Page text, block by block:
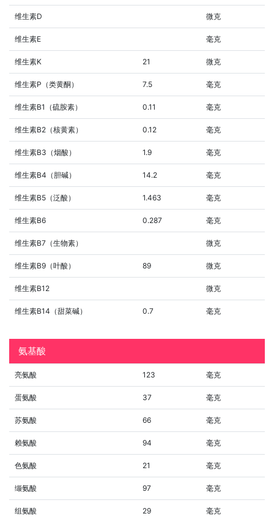
维生素D 微克
维生素E 毫克
维生素K 21 微克
维生素P（类黄酮） 7.5 毫克
维生素B1（硫胺素） 0.11 毫克
维生素B2（核黄素） 0.12 毫克
维生素B3（烟酸） 1.9 毫克
维生素B4（胆碱） 14.2 毫克
维生素B5（泛酸） 1.463 毫克
维生素B6 0.287 毫克
维生素B7（生物素） 微克
维生素B9（叶酸） 89 微克
维生素B12 微克
维生素B14（甜菜碱） 0.7 毫克
氨基酸
亮氨酸 123 毫克
蛋氨酸 37 毫克
苏氨酸 66 毫克
赖氨酸 94 毫克
色氨酸 21 毫克
缬氨酸 97 毫克
组氨酸 29 毫克